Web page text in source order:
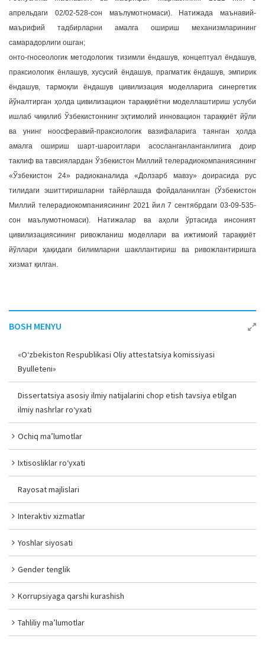
апрельдаги 02/02-528-сон маълумотномаси). Натижада маънавий-
маърифий тадбирларни амалга ошириш механизмларининг
самарадорлиги ошган;
онто-гносеологик методологик тизимли ёндашув, концептуал ёндашув,
праксиологик ёнлашув, хусусий ёндашув, прагматик ёндашув, эмпирик
ёндашув, тармоқли ёндашув цивилизация моделларига синергетик
йўналтирган ҳолда цивилизацион тараққиётни моделлаштириш услуби
ишлаб чиқилиб Ўзбекистоннинг эҳтимолий инновацион тараққиёт йўли
ва унинг ноосферавий-праксиологик вазифаларига таянган ҳолда
амалга ошириш шарт-шароитлари асосланганланганлигига доир
таклиф ва тавсиялардан Ўзбекистон Миллий телерадиокомпаниясининг
«Ўзбекистон 24» радиоканалида «Долзарб мавзу» доирасида рус
тилидаги эшиттиришларни тайёрлашда фойдаланилган (Ўзбекистон
Миллий телерадиокомпаниясининг 2021 йил 7 сентябрдаги 03-09-535-
сон маълумотномаси). Натижалар ва аҳоли ўртасида инсоният
цивилизациясининг ривожланиш моделлари ва ижтимоий тараққиёт
йўллари ҳақидаги билимларни шакллантириш ва ривожлантиришга
хизмат қилган.
BOSH MENYU
«O‘zbekiston Respublikasi Oliy attestatsiya komissiyasi
Byulleteni»
Dissertatsiya asosiy ilmiy natijalarini chop etish tavsiya etilgan
ilmiy nashrlar ro‘yxati
Ochiq ma’lumotlar
Ixtisosliklar ro‘yxati
Rayosat majlislari
Interaktiv xizmatlar
Yoshlar siyosati
Gender tenglik
Korrupsiyaga qarshi kurashish
Tahliliy ma’lumotlar